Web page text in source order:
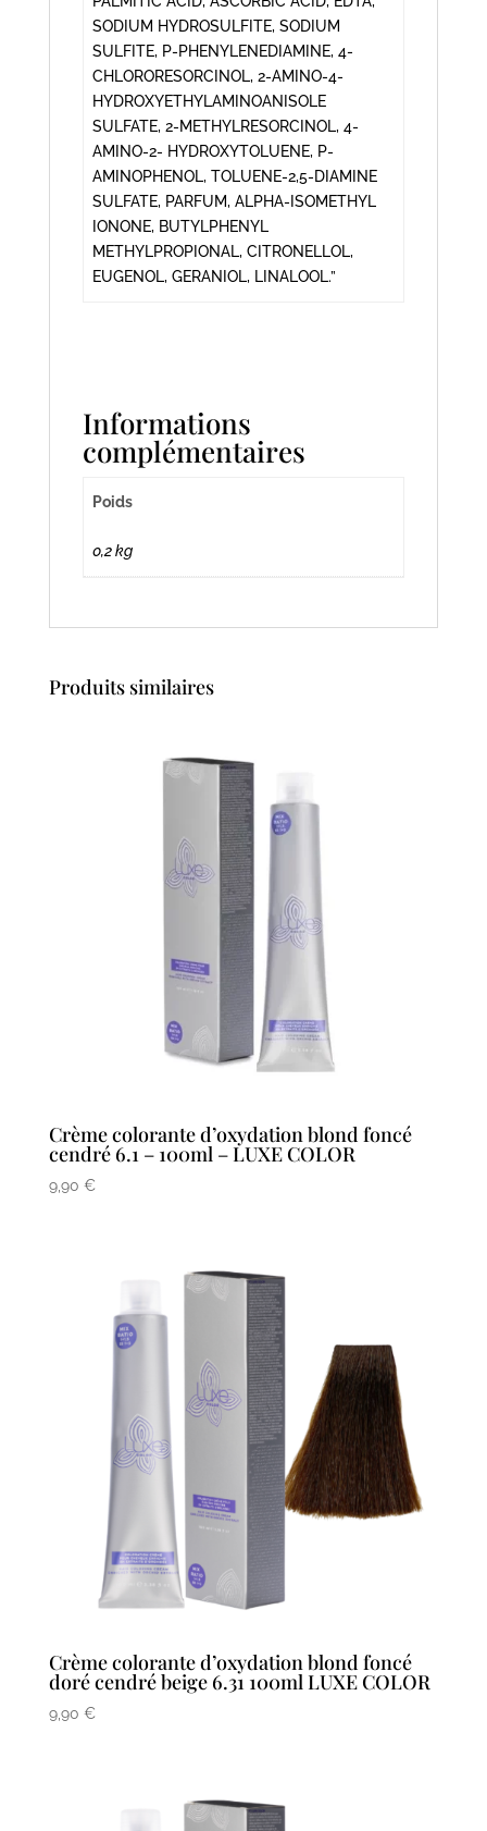
SODIUM HYDROSULFITE, SODIUM
SULFITE, P-PHENYLENEDIAMINE, 4-
CHLORORESORCINOL, 2-AMINO-4-
HYDROXYETHYLAMINOANISOLE
SULFATE, 2-METHYLRESORCINOL, 4-
AMINO-2- HYDROXYTOLUENE, P-
AMINOPHENOL, TOLUENE-2,5-DIAMINE
SULFATE, PARFUM, ALPHA-ISOMETHYL
IONONE, BUTYLPHENYL
METHYLPROPIONAL, CITRONELLOL,
EUGENOL, GERANIOL, LINALOOL.”
Informations
complémentaires
Poids
0,2 kg
Produits similaires
Crème colorante d’oxydation blond foncé
cendré 6.1 – 100ml – LUXE COLOR
9,90 €
Crème colorante d’oxydation blond foncé
doré cendré beige 6.31 100ml LUXE COLOR
9,90 €